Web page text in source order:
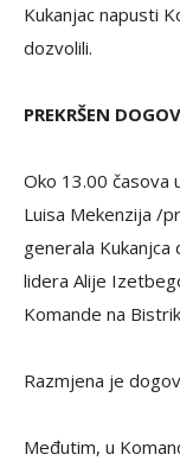
Kukanjac napusti
dozvolili.
PREKRŠEN
Oko 13.00 časova
Luisa Mekenzija /
generala
lidera Alije
Komande na
Razmjena je
Međutim, u